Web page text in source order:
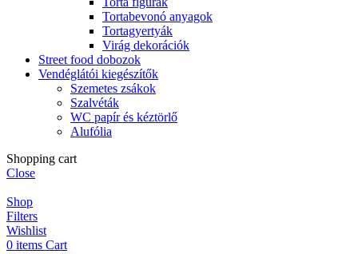
Tortabevonó anyagok
Tortagyertyák
Virág dekorációk
Street food dobozok
Vendéglátói kiegészítők
Szemetes zsákok
Szalvéták
WC papír és kéztörlő
Alufólia
Shopping cart
Close
Shop
Filters
Wishlist
0 items Cart